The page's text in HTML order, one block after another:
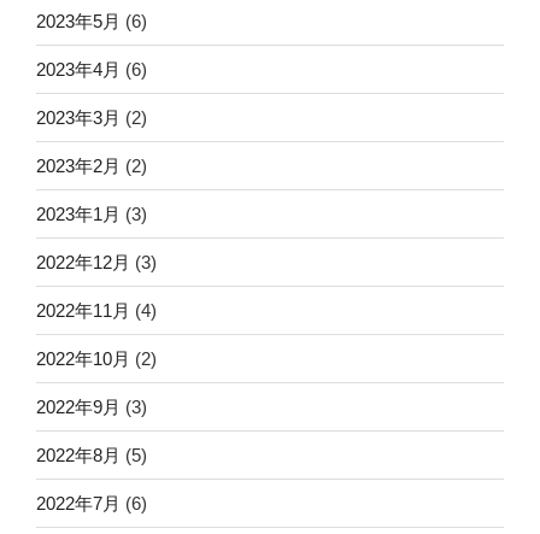
2023年5月 (6)
2023年4月 (6)
2023年3月 (2)
2023年2月 (2)
2023年1月 (3)
2022年12月 (3)
2022年11月 (4)
2022年10月 (2)
2022年9月 (3)
2022年8月 (5)
2022年7月 (6)